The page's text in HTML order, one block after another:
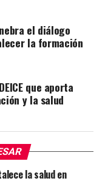
el diálogo
la formación
que aporta
y la salud
la salud en